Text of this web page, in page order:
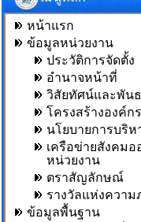
หน้าแรก
ข้อมูลหน่วยงาน
ประวัติการจัดตั้ง
อำนาจหน้าที่
วิสัยทัศน์และพัน
โครงสร้างองค์กร
นโยบายการบริห
เครือข่ายสังคมอ
หน่วยงาน
ตราสัญลักษณ์
รางวัลแห่งควา
ข้อมูลพื้นฐาน